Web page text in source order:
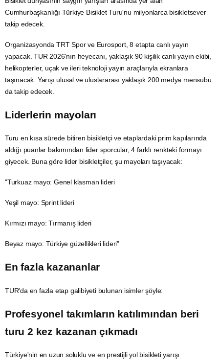
Cumhurbaşkanlığı Türkiye Bisiklet Turu'nu milyonlarca bisikletsever
takip edecek.
OrganizasyondaTRTSpor ve Eurosport, 8 etapta canlı yayın
yapacak. TUR 2026'nın heyecanı, yaklaşık 90 kişilik canlı yayın ekibi,
helikopterler, uçak ve ileri teknoloji yayın araçlarıyla ekranlara
taşınacak. Yarışı ulusal ve uluslararası yaklaşık 200 medya mensubu
da takip edecek.
Liderlerin mayoları
Turu en kısa sürede bitiren bisikletçi ve etaplardaki prim kapılarında
aldığı puanlar bakımından lider sporcular, 4 farklı renkteki formayı
giyecek. Buna göre lider bisikletçiler, şu mayoları taşıyacak:
"Turkuaz mayo: Genel klasman lideri
Yeşil mayo: Sprint lideri
Kırmızı mayo: Tırmanış lideri
Beyaz mayo: Türkiye güzellikleri lideri"
En fazla kazananlar
TUR'da en fazla etap galibiyeti bulunan isimler şöyle:
Profesyonel takımların katılımından beri
turu 2 kez kazanan çıkmadı
Türkiye'nin en uzun soluklu ve en prestijli yol bisikleti yarışı